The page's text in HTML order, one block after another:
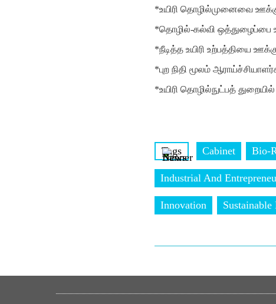
*உயிரி தொழில்முனைவை
*தொழில்-கல்வி ஒத்துழைப்பை
*நீடித்த உயிரி உற்பத்தியை
*புற நிதி மூலம்
*உயிரி தொழில்நுட்பத்
Tags Cabinet Bio-
Industrial And
Innovation